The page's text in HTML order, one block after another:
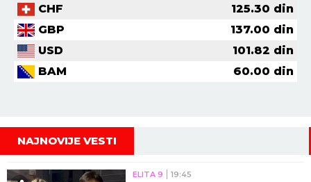
CHF
125.30 din
GBP
137.00 din
USD
101.82 din
BAM
60.00 din
NAJNOVIJE VESTI
ELITA 9 19:45